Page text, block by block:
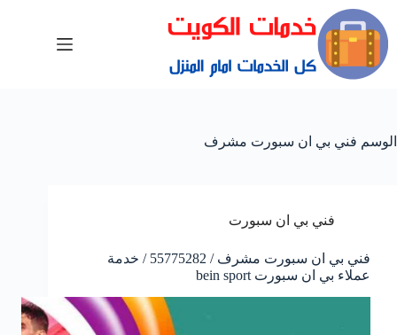
الوسم فني بي ان سبورت مشرف
فني بي ان سبورت
فني بي ان سبورت مشرف / 55775282 / خدمة
عملاء بي ان سبورت bein sport